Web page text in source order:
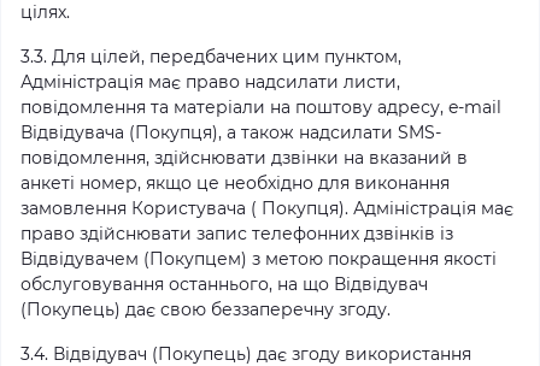
цілях.
3.3. Для цілей, передбачених цим пунктом,
Адміністрація має право надсилати листи,
повідомлення та матеріали на поштову адресу, e-mail
Відвідувача (Покупця), а також надсилати SMS-
повідомлення, здійснювати дзвінки на вказаний в
анкеті номер, якщо це необхідно для виконання
замовлення Користувача ( Покупця). Адміністрація має
право здійснювати запис телефонних дзвінків із
Відвідувачем (Покупцем) з метою покращення якості
обслуговування останнього, на що Відвідувач
(Покупець) дає свою беззаперечну згоду.
3.4. Відвідувач (Покупець) дає згоду використання